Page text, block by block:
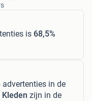
is 68,5%
advertenties in de
zijn in de